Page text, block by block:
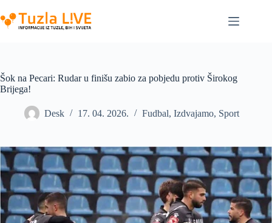
to
content
Šok na Pecari: Rudar u finišu zabio za pobjedu protiv Širokog
Brijega!
Desk 17. 04. 2026. Fudbal, Izdvajamo, Sport